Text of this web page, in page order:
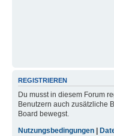
REGISTRIEREN
Du musst in diesem Forum
Benutzern auch zusätzliche
Board bewegst.
Nutzungsbedingungen |